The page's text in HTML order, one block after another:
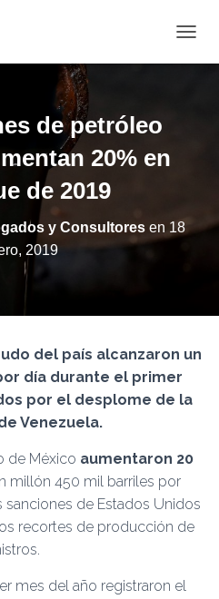
A
D
A
Ó
de petróleo
20% en
de 2019
y Consultores en 18
2019
del país alcanzaron un
día durante el primer
por el desplome de la
Venezuela.
de México aumentaron 20
millón 450 mil barriles por
sanciones de Estados Unidos
recortes de producción de
mes del año registraron el